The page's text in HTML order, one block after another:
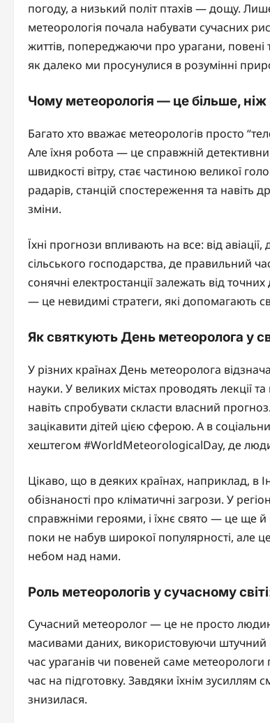
погоду, а низький політ птахів — дощу.
метеорологія почала набувати сучасних
життів, попереджаючи про урагани,
як далеко ми просунулися в розумінні
Чому метеорологія — це більше, ніж
Багато хто вважає метеорологів просто
Але їхня робота — це справжній
швидкості вітру, стає частиною великої
радарів, станцій спостереження та
зміни.
Їхні прогнози впливають на все: від
сільського господарства, де правильний
сонячні електростанції залежать від
— це невидимі стратеги, які допомагають
Як святкують День метеоролога у
У різних країнах День метеоролога
науки. У великих містах проводять лекції
навіть спробувати скласти власний
зацікавити дітей цією сферою. А в
хештегом #WorldMeteorologicalDay, де
Цікаво, що в деяких країнах, наприклад, в
обізнаності про кліматичні загрози. У
справжніми героями, і їхнє свято — це ще й
поки не набув широкої популярності, але
небом над нами.
Роль метеорологів у сучасному
Сучасний метеоролог — це не просто
масивами даних, використовуючи штучний
час ураганів чи повеней саме
час на підготовку. Завдяки їхнім зусиллям
знизилася.